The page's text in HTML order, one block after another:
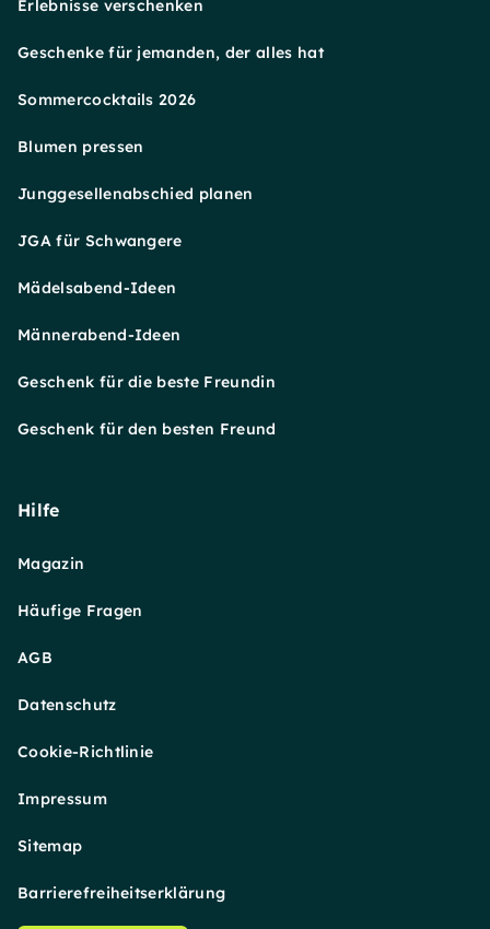
Erlebnisse verschenken
Geschenke für jemanden, der alles hat
Sommercocktails 2026
Blumen pressen
Junggesellenabschied planen
JGA für Schwangere
Mädelsabend-Ideen
Männerabend-Ideen
Geschenk für die beste Freundin
Geschenk für den besten Freund
Hilfe
Magazin
Häufige Fragen
AGB
Datenschutz
Cookie-Richtlinie
Impressum
Sitemap
Barrierefreiheitserklärung